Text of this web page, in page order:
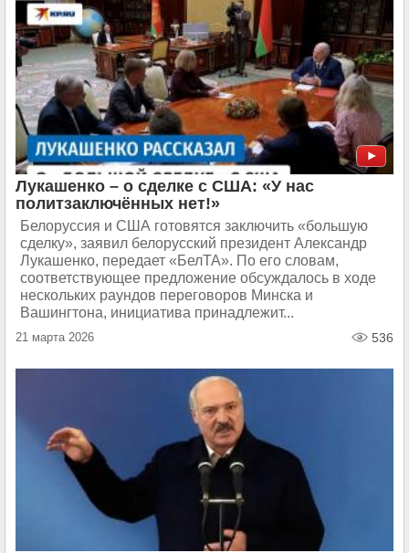
Лукашенко – о сделке с США: «У нас
политзаключённых нет!»
Белоруссия и США готовятся заключить «большую
сделку», заявил белорусский президент Александр
Лукашенко, передает «БелТА». По его словам,
соответствующее предложение обсуждалось в ходе
нескольких раундов переговоров Минска и
Вашингтона, инициатива принадлежит...
21 марта 2026 536